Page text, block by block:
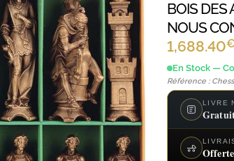
BOIS DES
NOUS
1,688.40€
En Stock —
Référence :
LIVRE